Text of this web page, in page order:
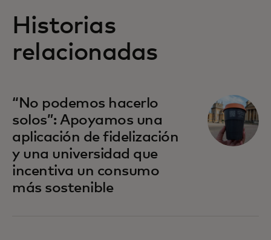
Historias
relacionadas
“No podemos hacerlo
solos”: Apoyamos una
aplicación de fidelización
y una universidad que
incentiva un consumo
más sostenible